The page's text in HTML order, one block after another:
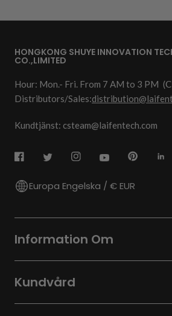
HONGKONG SHUYE INNOVATION
CO.,LIMITED
Hour: Mon.- Fri. From 7 AM to 3 PM
Distributors/Sales:
Kundtjänst: csteam@laifentech.com
Europa Engelska / € EUR
Information Om
Kundvård